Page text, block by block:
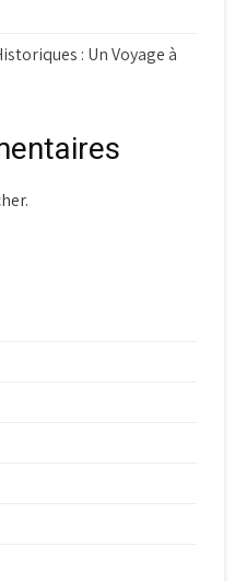
: Un Voyage à